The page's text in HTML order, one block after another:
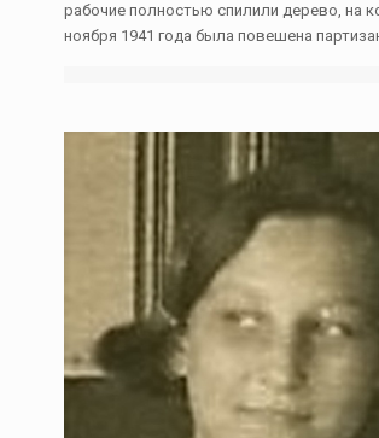
рабочие полностью спилили дерево, на
ноября 1941 года была повешена